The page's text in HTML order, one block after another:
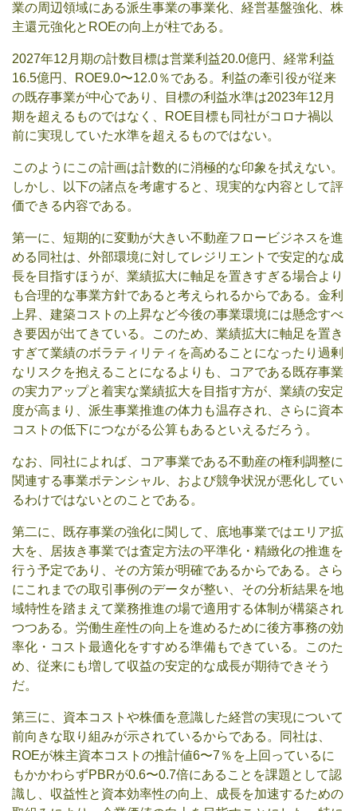
業の周辺領域にある派生事業の事業化、経営基盤強化、株
主還元強化とROEの向上が柱である。
2027年12月期の計数目標は営業利益20.0億円、経常利益
16.5億円、ROE9.0〜12.0％である。利益の牽引役が従来
の既存事業が中心であり、目標の利益水準は2023年12月
期を超えるものではなく、ROE目標も同社がコロナ禍以
前に実現していた水準を超えるものではない。
このようにこの計画は計数的に消極的な印象を拭えない。
しかし、以下の諸点を考慮すると、現実的な内容として評
価できる内容である。
第一に、短期的に変動が大きい不動産フロービジネスを進
める同社は、外部環境に対してレジリエントで安定的な成
長を目指すほうが、業績拡大に軸足を置きすぎる場合より
も合理的な事業方針であると考えられるからである。金利
上昇、建築コストの上昇など今後の事業環境には懸念すべ
き要因が出てきている。このため、業績拡大に軸足を置き
すぎて業績のボラティリティを高めることになったり過剰
なリスクを抱えることになるよりも、コアである既存事業
の実力アップと着実な業績拡大を目指す方が、業績の安定
度が高まり、派生事業推進の体力も温存され、さらに資本
コストの低下につながる公算もあるといえるだろう。
なお、同社によれば、コア事業である不動産の権利調整に
関連する事業ポテンシャル、および競争状況が悪化してい
るわけではないとのことである。
第二に、既存事業の強化に関して、底地事業ではエリア拡
大を、居抜き事業では査定方法の平準化・精緻化の推進を
行う予定であり、その方策が明確であるからである。さら
にこれまでの取引事例のデータが整い、その分析結果を地
域特性を踏まえて業務推進の場で適用する体制が構築され
つつある。労働生産性の向上を進めるために後方事務の効
率化・コスト最適化をすすめる準備もできている。このた
め、従来にも増して収益の安定的な成長が期待できそう
だ。
第三に、資本コストや株価を意識した経営の実現について
前向きな取り組みが示されているからである。同社は、
ROEが株主資本コストの推計値6〜7％を上回っているに
もかかわらずPBRが0.6〜0.7倍にあることを課題として認
識し、収益性と資本効率性の向上、成長を加速するための